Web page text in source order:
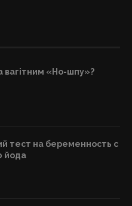
вагітним «Но-шпу»?
тест на беременность с
йода